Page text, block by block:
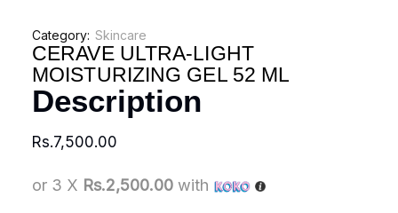
Category: Skincare
CERAVE ULTRA-LIGHT
MOISTURIZING GEL 52 ML
Description
Rs.7,500.00
or 3 X Rs.2,500.00 with